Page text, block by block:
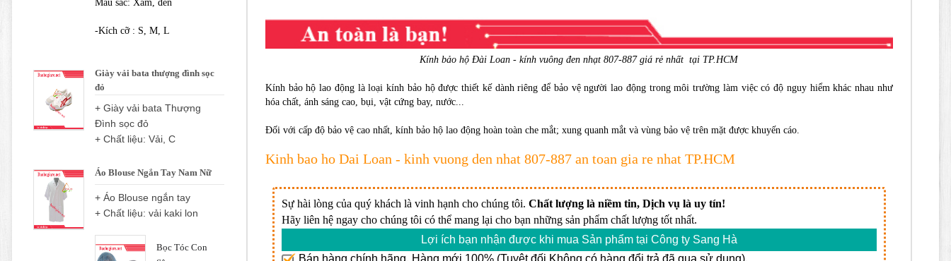
Màu sắc: Xám, đen
-Kích cỡ : S, M, L
Giày vải bata thượng đình sọc
đỏ
+ Giày vải bata Thượng
Đình sọc đỏ
+ Chất liệu: Vải, C
Áo Blouse Ngắn Tay Nam Nữ
+ Áo Blouse ngắn tay
+ Chất liệu: vải kaki lon
Bọc Tóc Con
Kính bảo hộ Đài Loan - kính vuông đen nhạt 807-887 giá rẻ nhất tại TP.HCM
Kính bảo hộ lao động là loại kính bảo hộ được thiết kế dành riêng để bảo vệ người lao động trong môi trường làm việc có độ nguy hiểm khác nhau như
hóa chất, ánh sáng cao, bụi, vật cứng bay, nước...
Đối với cấp độ bảo vệ cao nhất, kính bảo hộ lao động hoàn toàn che mắt; xung quanh mắt và vùng bảo vệ trên mặt được khuyến cáo.
Kinh bao ho Dai Loan - kinh vuong den nhat 807-887 an toan gia re nhat TP.HCM
Sự hài lòng của quý khách là vinh hạnh cho chúng tôi. Chất lượng là niềm tin, Dịch vụ là uy tín!
Hãy liên hệ ngay cho chúng tôi có thể mang lại cho bạn những sản phẩm chất lượng tốt nhất.
Lợi ích bạn nhận được khi mua Sản phẩm tại Công ty Sang Hà